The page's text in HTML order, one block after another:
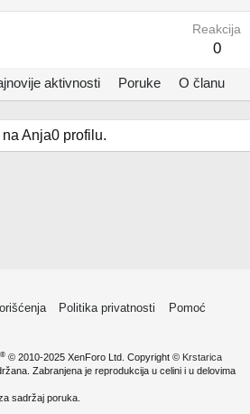
Reakcija
0
aktivnosti Poruke O članu
Anja0 profilu.
Politika privatnosti
Pomoć
® © 2010-2025 XenForo Ltd. Copyright © Krstarica
Zabranjena je reprodukcija u celini i u delovima
sadržaj poruka.